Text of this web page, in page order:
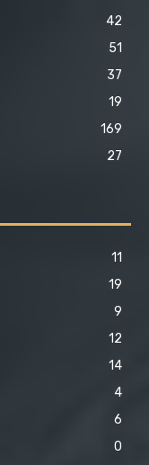
42
51
37
19
169
27
11
19
9
12
14
4
6
0